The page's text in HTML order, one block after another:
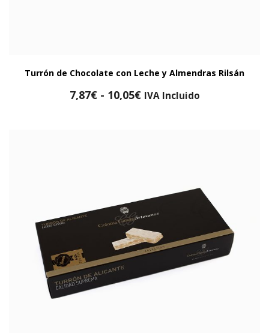
Turrón de Chocolate con Leche y Almendras Rilsán
7,87€ - 10,05€Rango
IVA Incluido